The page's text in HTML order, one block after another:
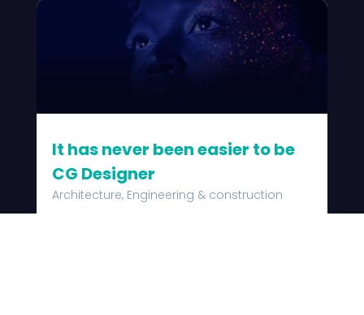
It has never been easier to be
CG Designer
Architecture, Engineering & construction